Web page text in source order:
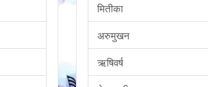
मितीका
अरुमुखन
ऋषिवर्ष